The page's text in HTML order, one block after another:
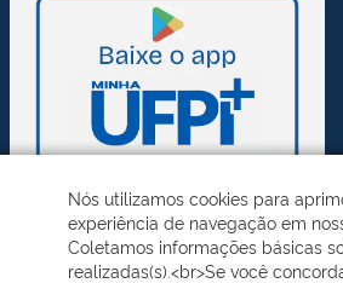
Nós utilizamos cookies para
experiência de navegação em
Coletamos informações básicas
realizadas(s).<br>Se você